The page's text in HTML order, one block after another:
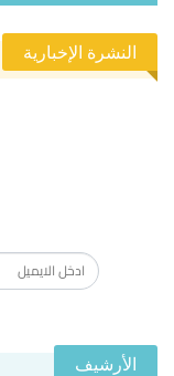
النشرة الإخبارية
الأرشيف